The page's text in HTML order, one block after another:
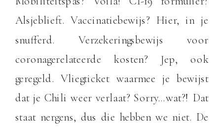
Alsjeblieft. Vaccinatiebewijs? Hier, in je
snufferd. Verzekeringsbewijs voor
coronagerelateerde kosten? Jep, ook
geregeld. Vliegticket waarmee je bewijst
dat je Chili weer verlaat? Sorry…wat?! Dat
staat nergens, dus die hebben we niet. De